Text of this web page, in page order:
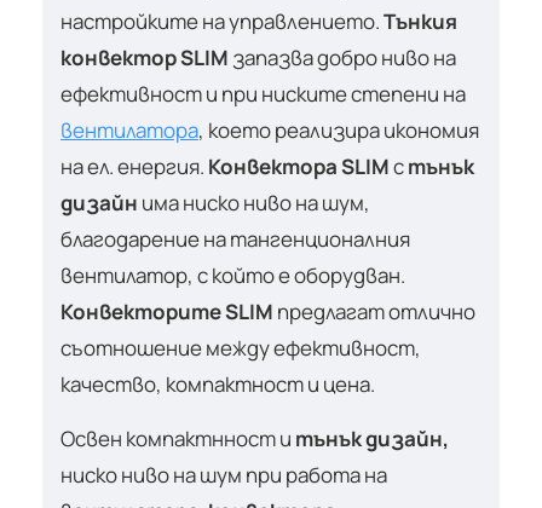
настройките на управлението.Тънкия
конвектор SLIM запазва добро ниво на
ефективност и при ниските степени на
вентилатора, което реализира икономия
на ел. енергия. Конвектора SLIMстънък
дизайн има ниско ниво на шум,
благодарение на тангенционалния
вентилатор, с който е оборудван.
Конвекторите SLIM предлагат отлично
съотношение между ефективност,
качество, компактност и цена.
Освен компактнност и тънък дизайн,
ниско ниво на шум при работа на